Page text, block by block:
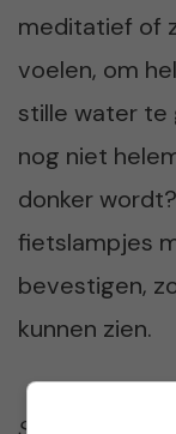
meditatief of
voelen, om
stille water te
nog niet
donker
fietslampjes
bevestigen,
kunnen zien.